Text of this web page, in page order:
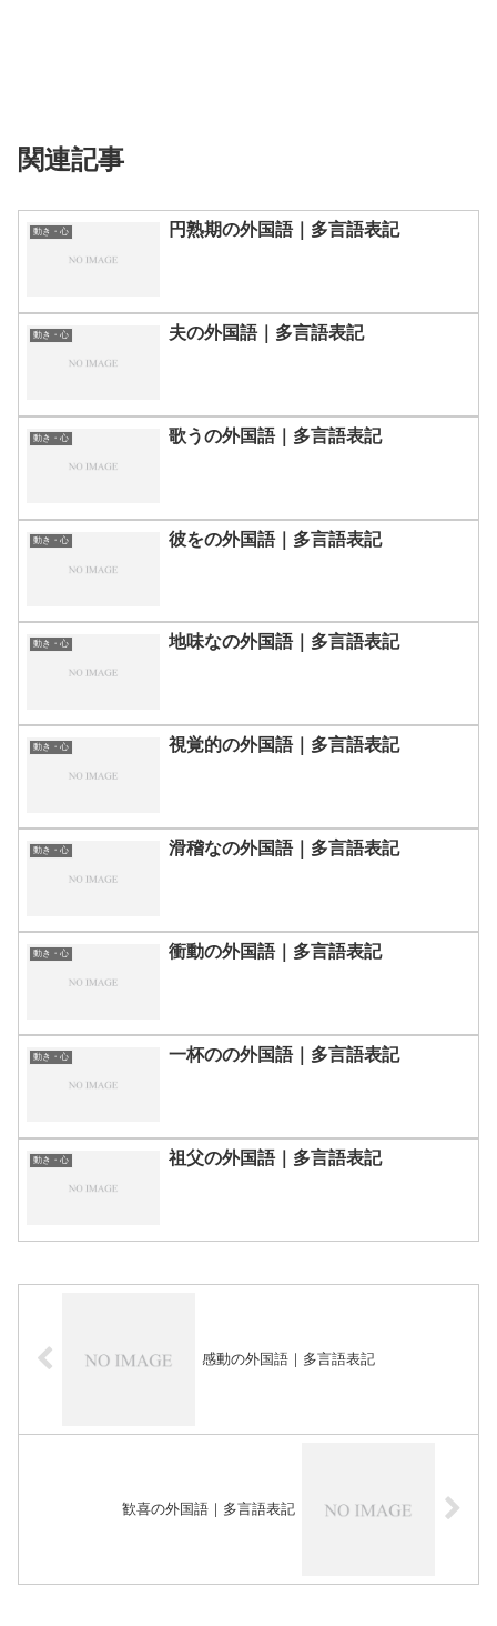
関連記事
動き・心 円熟期の外国語｜多言語表記
動き・心 夫の外国語｜多言語表記
動き・心 歌うの外国語｜多言語表記
動き・心 彼をの外国語｜多言語表記
動き・心 地味なの外国語｜多言語表記
動き・心 視覚的の外国語｜多言語表記
動き・心 滑稽なの外国語｜多言語表記
動き・心 衝動の外国語｜多言語表記
動き・心 一杯のの外国語｜多言語表記
動き・心 祖父の外国語｜多言語表記
感動の外国語｜多言語表記
歓喜の外国語｜多言語表記